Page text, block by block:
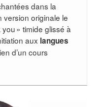
dans la
version originale le
» timide glissé à
aux langues
d’un cours